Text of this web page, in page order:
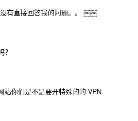
没有直接回答我的问题。。 ￼￼
站你们是不是要开特殊的的 VPN